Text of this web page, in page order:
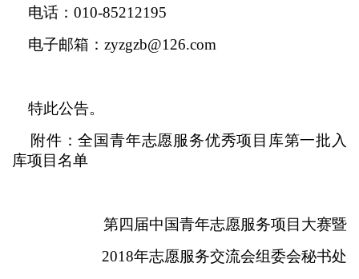
电话：010-85212195
电子邮箱：zyzgzb@126.com
特此公告。
附件：全国青年志愿服务优秀项目库第一批入
库项目名单
第四届中国青年志愿服务项目大赛暨
2018年志愿服务交流会组委会秘书处